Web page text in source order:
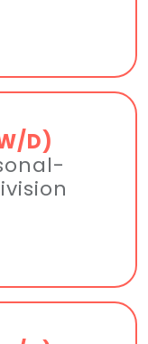
D)